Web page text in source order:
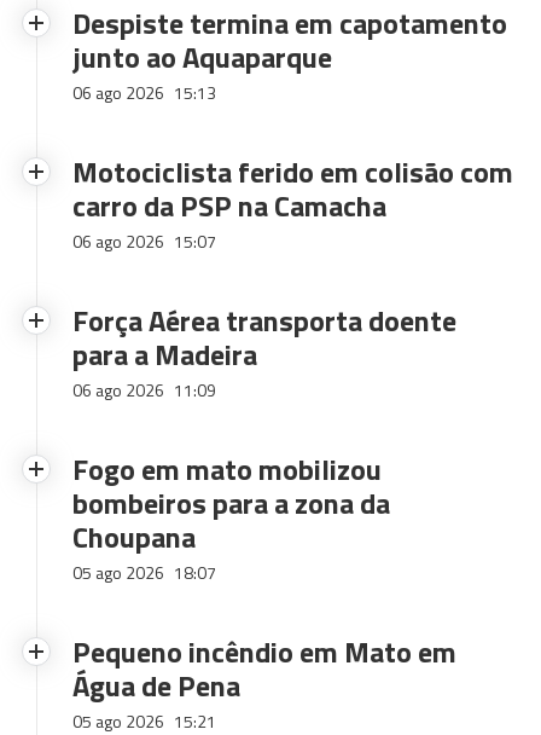
Despiste termina em capotamento
junto ao Aquaparque
06 ago 2026 15:13
Motociclista ferido em colisão com
carro da PSP na Camacha
06 ago 2026 15:07
Força Aérea transporta doente
para a Madeira
06 ago 2026 11:09
Fogo em mato mobilizou
bombeiros para a zona da
Choupana
05 ago 2026 18:07
Pequeno incêndio em Mato em
Água de Pena
05 ago 2026 15:21